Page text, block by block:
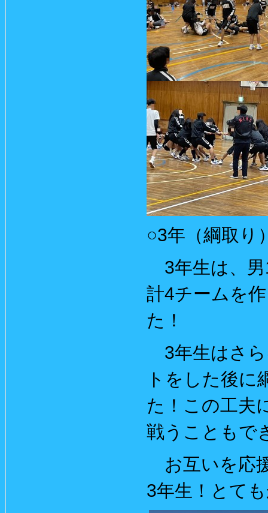
○3年（綱取り
3年生は、男
計4チームを
た！
3年生はさら
トをした後に
た！この工夫
戦うこともで
お互いを応
3年生！とて